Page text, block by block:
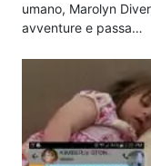
umano, Marolyn
avventure e passa…